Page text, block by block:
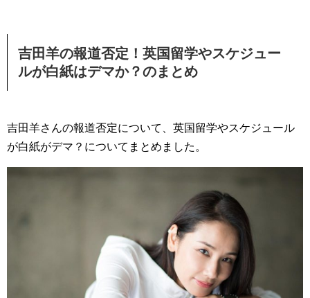
吉田羊の報道否定！英国留学やスケジュー
ルが白紙はデマか？のまとめ
吉田羊さんの報道否定について、英国留学やスケジュール
が白紙がデマ？についてまとめました。